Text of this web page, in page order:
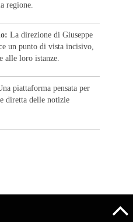
regione.
La direzione di Giuseppe
un punto di vista incisivo,
alle loro istanze.
piattaforma pensata per
diretta delle notizie